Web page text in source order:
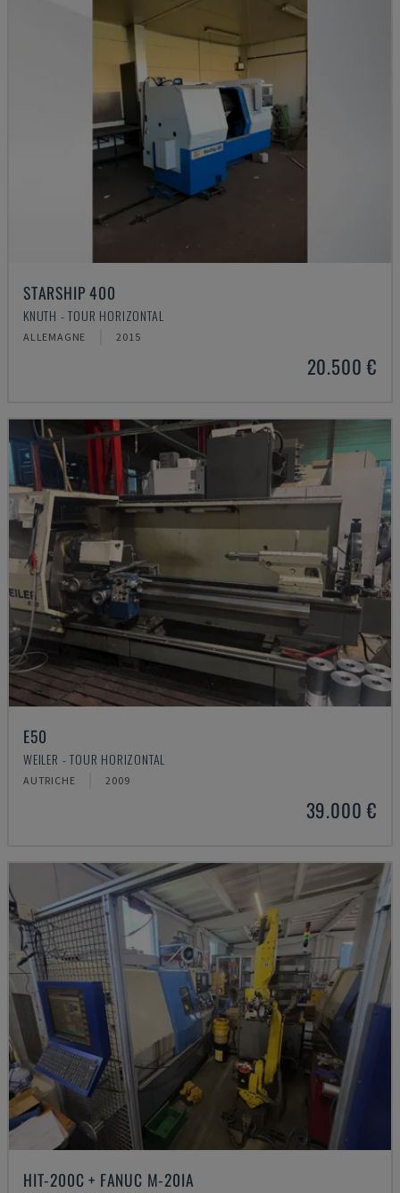
STARSHIP 400
KNUTH - TOUR HORIZONTAL
ALLEMAGNE 2015
20.500 €
E50
WEILER - TOUR HORIZONTAL
AUTRICHE 2009
39.000 €
HIT-200C + FANUC M-20IA